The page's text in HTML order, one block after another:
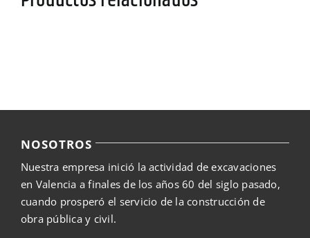
NOSOTROS
Nuestra empresa inició la actividad de excavaciones
en Valencia a finales de los años 60 del siglo pasado,
cuando prosperó el servicio de la construcción de
obra pública y civil.